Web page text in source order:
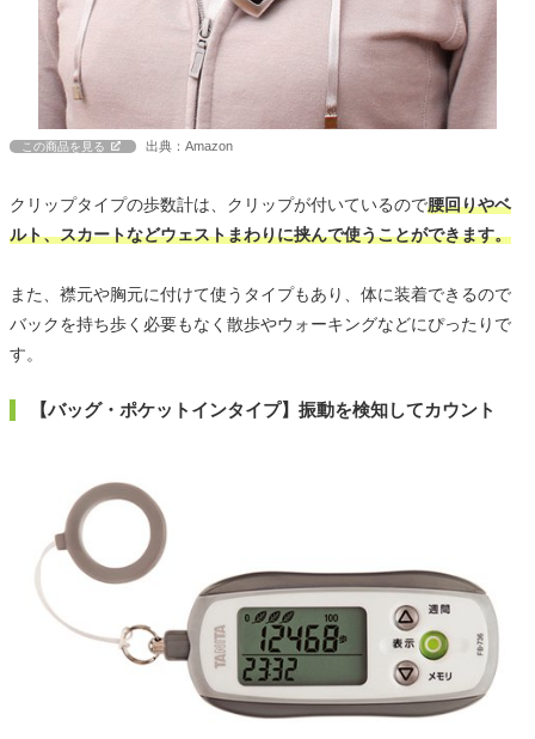
この商品を見る 出典：Amazon
クリップタイプの歩数計は、クリップが付いているので腰回りやベ
ルト、スカートなどウェストまわりに挟んで使うことができます。
また、襟元や胸元に付けて使うタイプもあり、体に装着できるので
バックを持ち歩く必要もなく散歩やウォーキングなどにぴったりで
す。
【バッグ・ポケットインタイプ】振動を検知してカウント